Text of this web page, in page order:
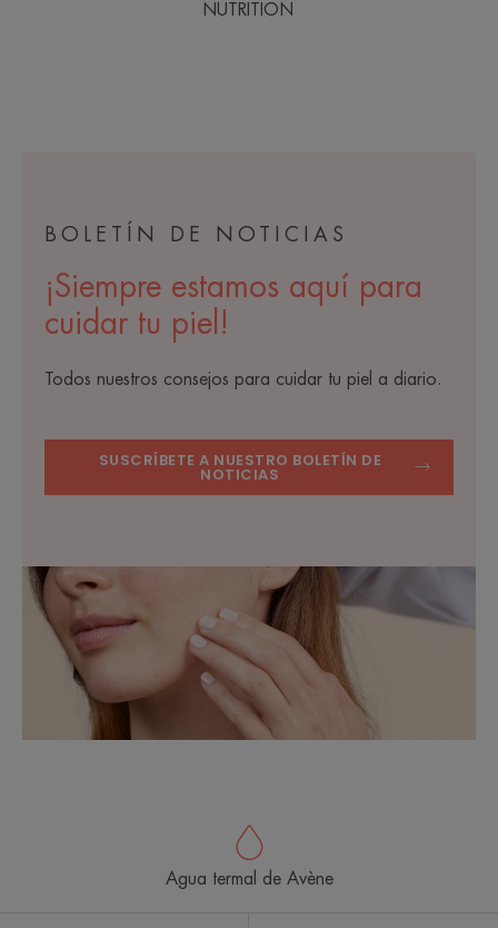
NUTRITION
BOLETÍN DE NOTICIAS
¡Siempre estamos aquí para
cuidar tu piel!
Todos nuestros consejos para cuidar tu piel a diario.
SUSCRÍBETE A NUESTRO BOLETÍN DE
NOTICIAS
Agua termal de Avène